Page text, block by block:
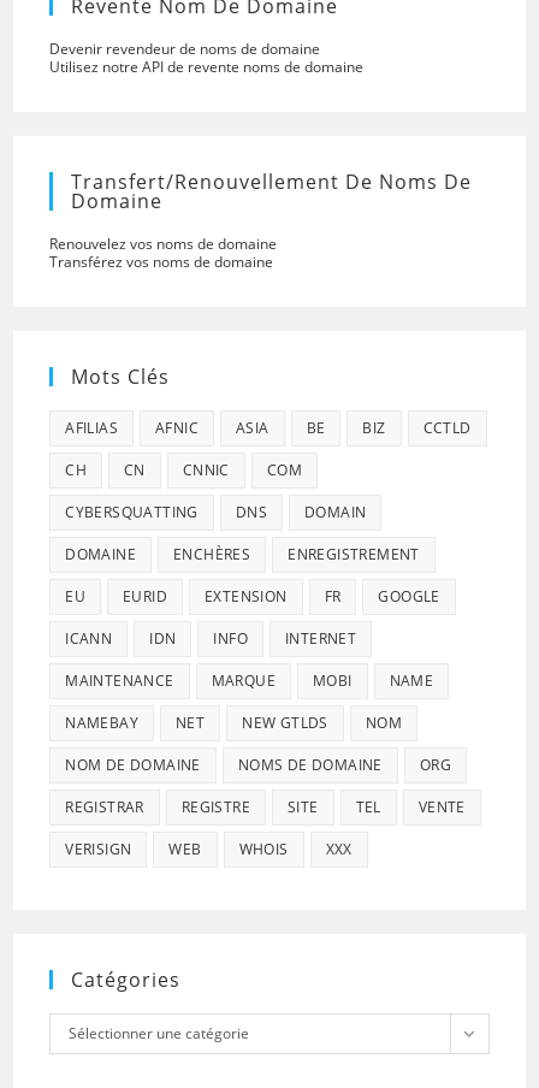
Revente Nom De Domaine
Devenir revendeur de noms de domaine
Utilisez notre API de revente noms de domaine
Transfert/renouvellement De Noms De
Domaine
Renouvelez vos noms de domaine
Transférez vos noms de domaine
Mots Clés
AFILIAS AFNIC ASIA BE BIZ CCTLD
CH CN CNNIC COM
CYBERSQUATTING DNS DOMAIN
DOMAINE ENCHÈRES ENREGISTREMENT
EU EURID EXTENSION FR GOOGLE
ICANN IDN INFO INTERNET
MAINTENANCE MARQUE MOBI NAME
NAMEBAY NET NEW GTLDS NOM
NOM DE DOMAINE NOMS DE DOMAINE ORG
REGISTRAR REGISTRE SITE TEL VENTE
VERISIGN WEB WHOIS XXX
Catégories
Catégories
Sélectionner une catégorie